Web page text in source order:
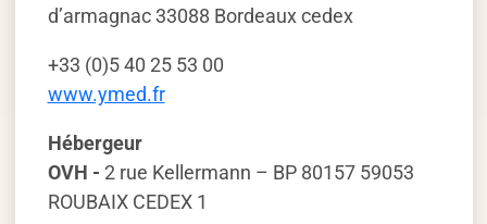
d’armagnac 33088 Bordeaux cedex
+33 (0)5 40 25 53 00
www.ymed.fr
Hébergeur
OVH - 2 rue Kellermann – BP 80157 59053
ROUBAIX CEDEX 1